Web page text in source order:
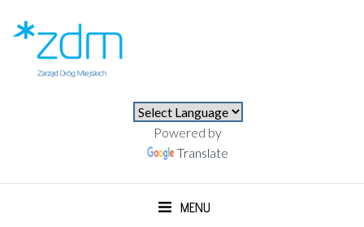
Powered by
Translate
MENU